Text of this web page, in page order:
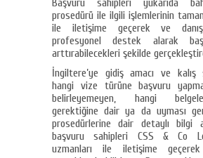
Başvuru sahipleri yukarıda
prosedürü ile ilgili işlemlerinin
ile iletişime geçerek ve
profesyonel destek alarak
arttırabilecekleri şekilde
İngiltere’ye gidiş amacı ve kalış
hangi vize türüne başvuru
belirleyemeyen, hangi
gerektiğine dair ya da uyması
prosedürlerine dair detaylı bilgi
başvuru sahipleri CSS & Co
uzmanları ile iletişime geçerek